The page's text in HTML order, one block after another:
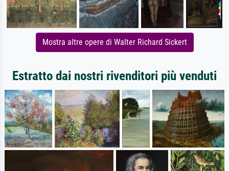
Mostra altre opere di Walter Richard Sickert
Estratto dai nostri rivenditori più venduti